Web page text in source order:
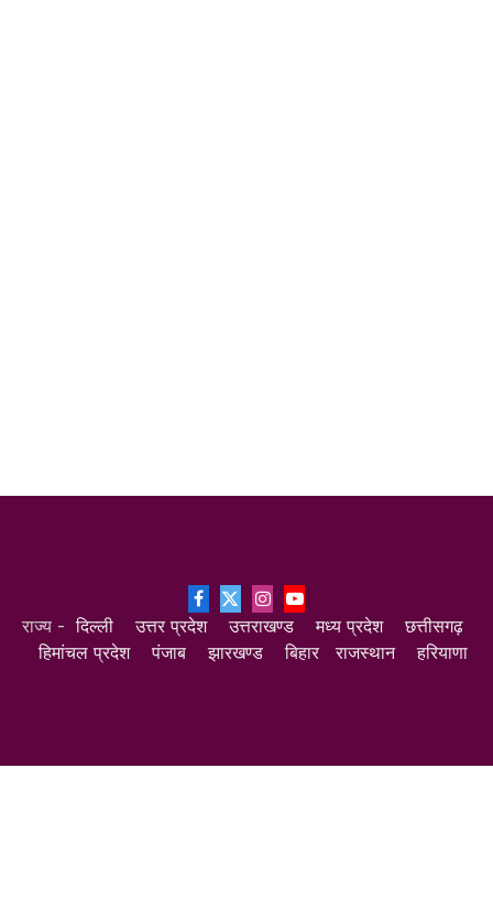
Facebook
X
(Twitter)
InstagramYouTube
राज्य -दिल्ली उत्तर प्रदेश उत्तराखण्ड मध्य प्रदेश
छत्तीसगढ़
हिमांचल प्रदेश
पंजाब झारखण्ड बिहार राजस्थान हरियाणा